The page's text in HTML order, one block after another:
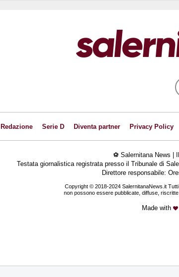
Redazione Serie D Diventa partner Privacy Policy
⚽ Salernitana News |
Testata giornalistica registrata presso il Tribunale di
Direttore responsabile:
Copyright © 2018-2024 SalernitanaNews.it
non possono essere pubblicate, diffuse,
Made with
CALCIOMERCATO